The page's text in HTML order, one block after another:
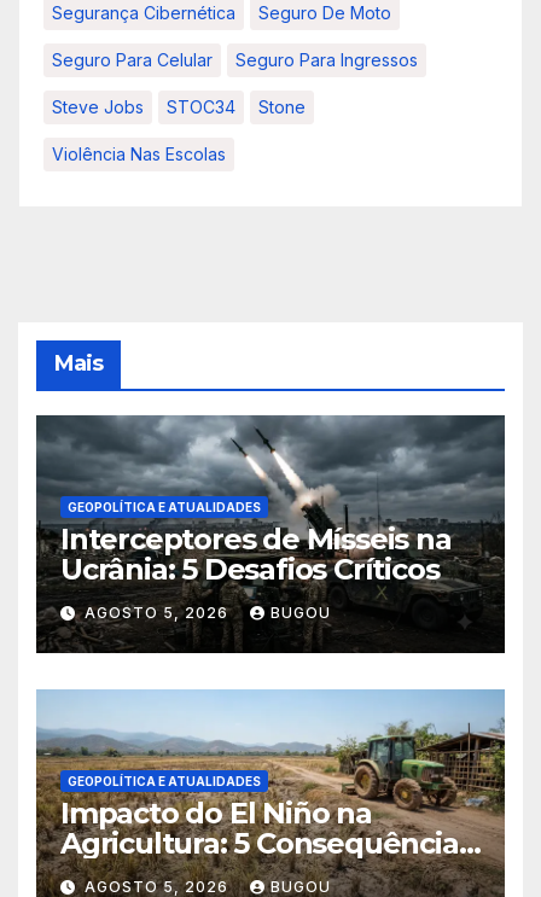
Segurança Cibernética Seguro De Moto
Seguro Para Celular Seguro Para Ingressos
Steve Jobs STOC34 Stone
Violência Nas Escolas
Mais
GEOPOLÍTICA E ATUALIDADES
Interceptores de Mísseis na
Ucrânia: 5 Desafios Críticos
AGOSTO 5, 2026 BUGOU
GEOPOLÍTICA E ATUALIDADES
Impacto do El Niño na
Agricultura: 5 Consequências
Críticas
AGOSTO 5, 2026 BUGOU